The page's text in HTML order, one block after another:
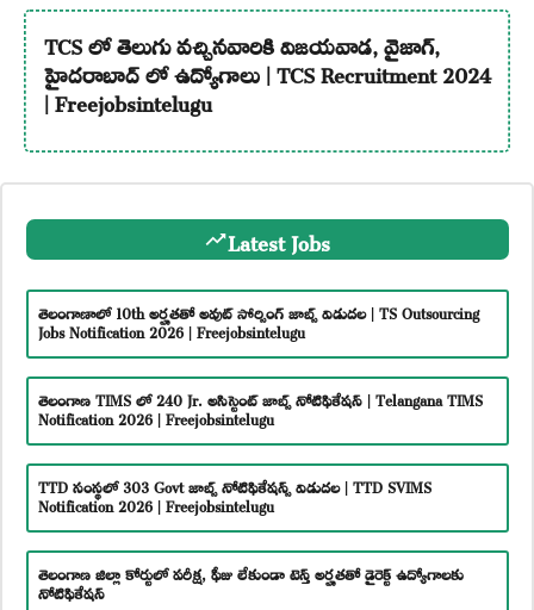
TCS లో తెలుగు వచ్చినవారికి విజయవాడ, వైజాగ్,
హైదరాబాద్ లో ఉద్యోగాలు | TCS Recruitment 2024
| Freejobsintelugu
Latest Jobs
తెలంగాణాలో 10th అర్హతతో అవుట్ సోర్సింగ్ జాబ్స్ విడుదల | TS Outsourcing
Jobs Notification 2026 | Freejobsintelugu
తెలంగాణ TIMS లో 240 Jr. అసిస్టెంట్ జాబ్స్ నోటిఫికేషన్ | Telangana TIMS
Notification 2026 | Freejobsintelugu
TTD సంస్థలో 303 Govt జాబ్స్ నోటిఫికేషన్స్ విడుదల | TTD SVIMS
Notification 2026 | Freejobsintelugu
తెలంగాణ జిల్లా కోర్టులో పరీక్ష, ఫీజు లేకుండా టెన్త్ అర్హతతో డైరెక్ట్ ఉద్యోగాలకు
నోటిఫికేషన్